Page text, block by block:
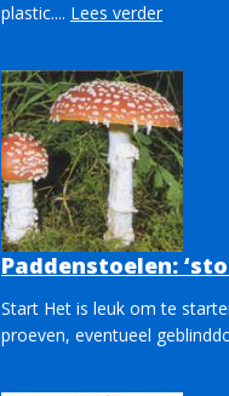
plastic.... Lees verder
Paddenstoelen:
Start Het is leuk om te
proeven, eventueel